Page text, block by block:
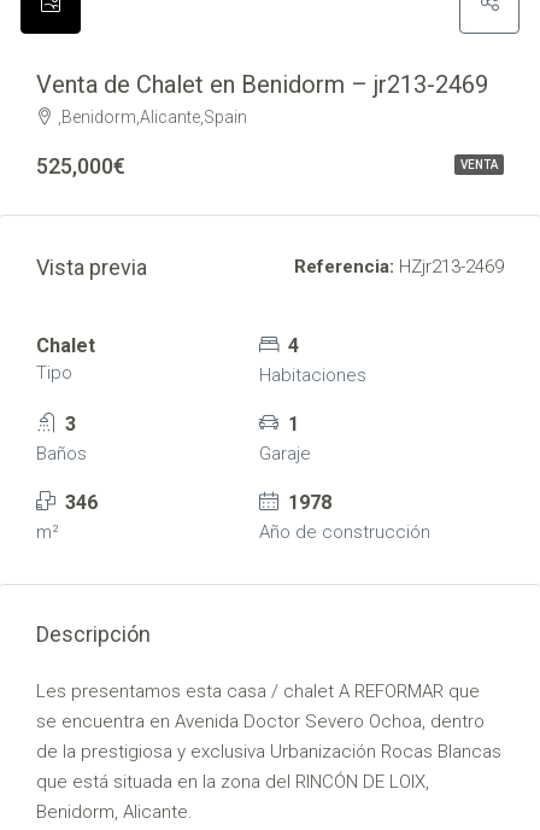
VENTA
Venta de Chalet en Benidorm – jr213-2469
,Benidorm,Alicante,Spain
525,000€
Vista previa Referencia: HZjr213-2469
Chalet
Tipo
4
Habitaciones
3
Baños
1
Garaje
346
m²
1978
Año de construcción
Descripción
Les presentamos esta casa / chalet A REFORMAR que
se encuentra en Avenida Doctor Severo Ochoa, dentro
de la prestigiosa y exclusiva Urbanización Rocas Blancas
que está situada en la zona del RINCÓN DE LOIX,
Benidorm, Alicante.